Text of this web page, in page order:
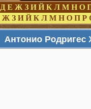
Д Е Ж З И Й К Л М Н О
Ж З И Й К Л М Н О П Р
Антонио Родригес